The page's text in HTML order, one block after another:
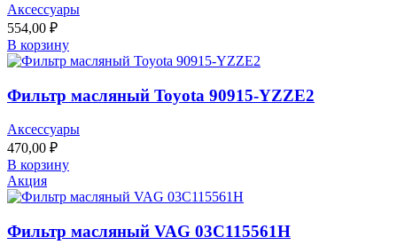
Аксессуары
554,00 ₽
В корзину
Фильтр масляный Toyota 90915-YZZE2
Аксессуары
470,00 ₽
В корзину
Акция
Фильтр масляный VAG 03C115561H